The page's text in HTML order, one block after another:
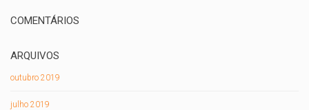
COMENTÁRIOS
ARQUIVOS
outubro 2019
julho 2019